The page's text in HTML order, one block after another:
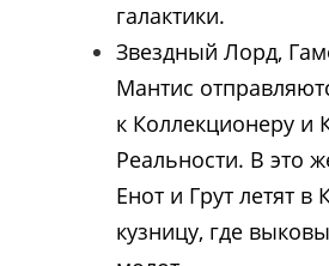
галактики.
Звездный Лорд,
Мантис
к Коллекционеру и
Реальности. В это
Енот и Грут летят в
кузницу, где